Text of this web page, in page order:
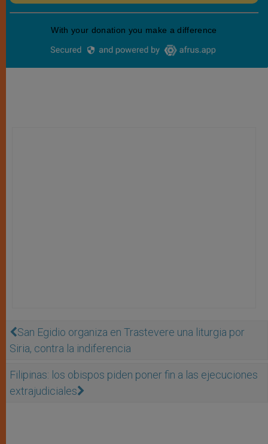
San Egidio organiza en Trastevere una liturgia por
Siria, contra la indiferencia
Filipinas: los obispos piden poner fin a las ejecuciones
extrajudiciales